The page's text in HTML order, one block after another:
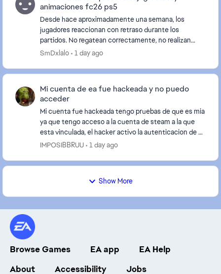
animaciones fc26 ps5
Desde hace aproximadamente una semana, los
jugadores reaccionan con retraso durante los
partidos. No regatean correctamente, no realizan
desmarques, el cambio de jugador tarda en
SmDxlalo 1 day ago
Mi cuenta de ea fue hackeada y no puedo
acceder
Mi cuenta fue hackeada tengo pruebas de que es mia
ya que tengo acceso a la cuenta de steam a la que
esta vinculada, el hacker activo la autenticacion de 2
pasos y no puedo desvimncular mi cuenta de ...
IMPOSIBBRUU 1 day ago
Show More
Browse Games EA app
EA Help
About
Accessibility Jobs